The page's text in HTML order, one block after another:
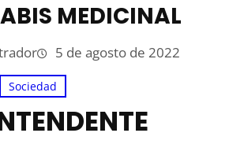
MEDICINAL
5 de agosto de 2022
Sociedad